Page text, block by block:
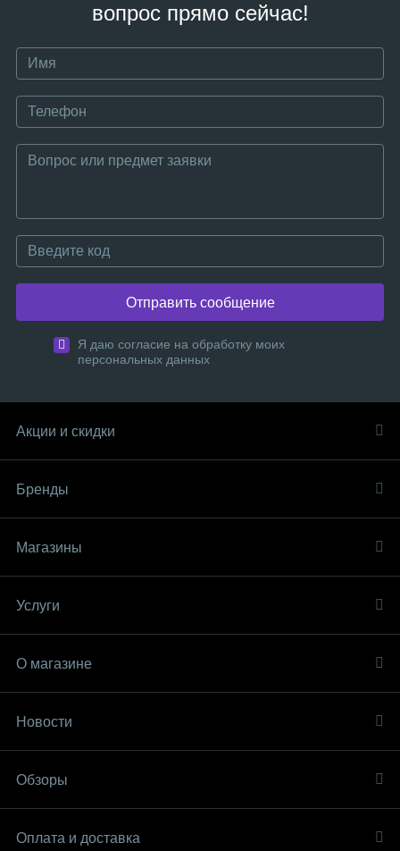
вопрос прямо сейчас!
Отправить сообщение
Я даю согласие на обработку моих
персональных данных
Акции и скидки
Бренды
Магазины
Услуги
О магазине
Новости
Обзоры
Оплата и доставка